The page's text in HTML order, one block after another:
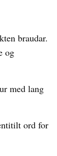
braudar.
og
med lang
ord for